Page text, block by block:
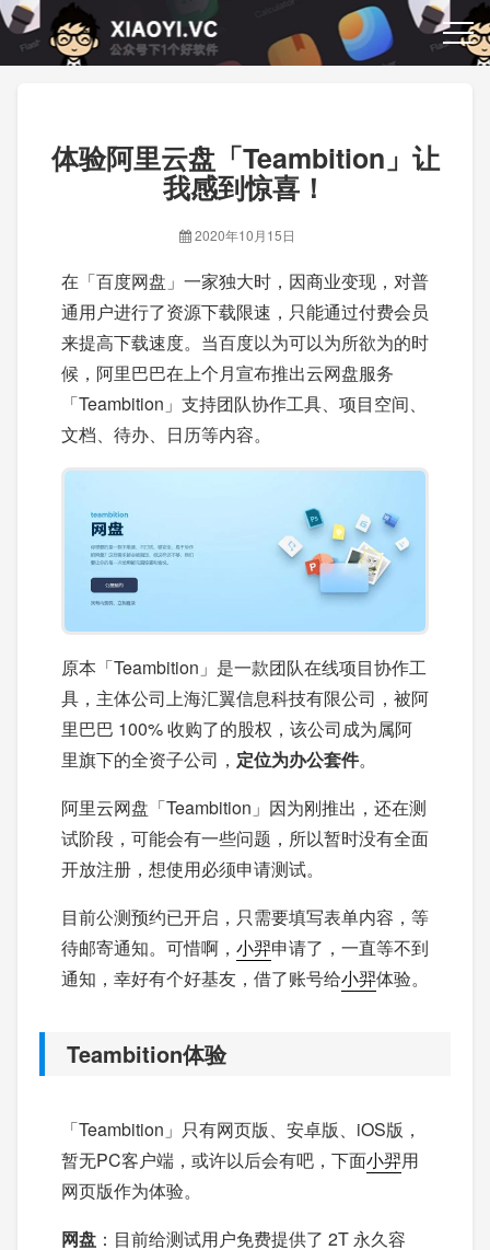
体验阿里云盘「Teambition」让
我感到惊喜！
2020年10月15日
在「百度网盘」一家独大时，因商业变现，对普
通用户进行了资源下载限速，只能通过付费会员
来提高下载速度。当百度以为可以为所欲为的时
候，阿里巴巴在上个月宣布推出云网盘服务
「Teambition」支持团队协作工具、项目空间、
文档、待办、日历等内容。
原本「Teambition」是一款团队在线项目协作工
具，主体公司上海汇翼信息科技有限公司，被阿
里巴巴 100% 收购了的股权，该公司成为属阿
里旗下的全资子公司， 定位为办公套件。
阿里云网盘「Teambition」因为刚推出，还在测
试阶段，可能会有一些问题，所以暂时没有全面
开放注册，想使用必须申请测试。
目前公测预约已开启，只需要填写表单内容，等
待邮寄通知。可惜啊， 小羿申请了，一直等不到
通知，幸好有个好基友，借了账号给小羿体验。
Teambition体验
「Teambition」只有网页版、安卓版、iOS版，
暂无PC客户端，或许以后会有吧，下面小羿用
网页版作为体验。
网盘 ：目前给测试用户免费提供了 2T 永久容